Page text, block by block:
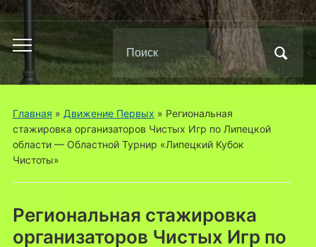
Переключить
мобильное
меню
по:
Главная » Движение Первых » Региональная
стажировка организаторов Чистых Игр по Липецкой
области — Областной Турнир «Липецкий Кубок
Чистоты»
Региональная стажировка
организаторов Чистых Игр по